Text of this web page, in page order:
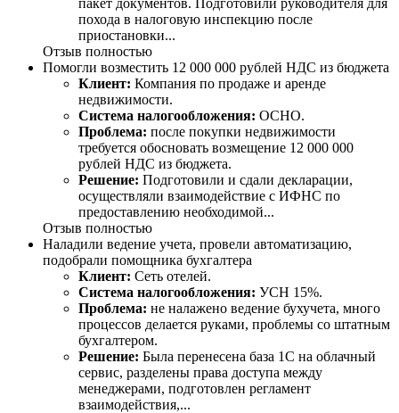
пакет документов. Подготовили руководителя для
похода в налоговую инспекцию после
приостановки...
Отзыв полностью
Помогли возместить 12 000 000 рублей НДС из бюджета
Клиент: Компания по продаже и аренде
недвижимости.
Система налогообложения: ОСНО.
Проблема: после покупки недвижимости
требуется обосновать возмещение 12 000 000
рублей НДС из бюджета.
Решение: Подготовили и сдали декларации,
осуществляли взаимодействие с ИФНС по
предоставлению необходимой...
Отзыв полностью
Наладили ведение учета, провели автоматизацию,
подобрали помощника бухгалтера
Клиент: Сеть отелей.
Система налогообложения: УСН 15%.
Проблема: не налажено ведение бухучета, много
процессов делается руками, проблемы со штатным
бухгалтером.
Решение: Была перенесена база 1С на облачный
сервис, разделены права доступа между
менеджерами, подготовлен регламент
взаимодействия,...